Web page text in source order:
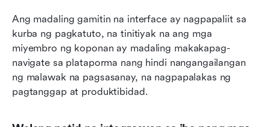
Ang madaling gamitin na interface ay nagpapaliit sa
kurba ng pagkatuto, na tinitiyak na ang mga
miyembro ng koponan ay madaling makakapag-
navigate sa plataporma nang hindi nangangailangan
ng malawak na pagsasanay, na nagpapalakas ng
pagtanggap at produktibidad.